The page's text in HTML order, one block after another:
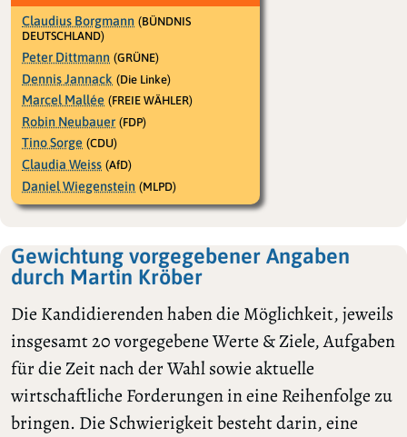
Claudius Borgmann (BÜNDNIS
DEUTSCHLAND)
Peter Dittmann (GRÜNE)
Dennis Jannack (Die Linke)
Marcel Mallée (FREIE WÄHLER)
Robin Neubauer (FDP)
Tino Sorge (CDU)
Claudia Weiss (AfD)
Daniel Wiegenstein (MLPD)
Gewichtung vorgegebener Angaben
durch Martin Kröber
Die Kandidierenden haben die Möglichkeit, jeweils
insgesamt 20 vorgegebene Werte & Ziele, Aufgaben
für die Zeit nach der Wahl sowie aktuelle
wirtschaftliche Forderungen in eine Reihenfolge zu
bringen. Die Schwierigkeit besteht darin, eine